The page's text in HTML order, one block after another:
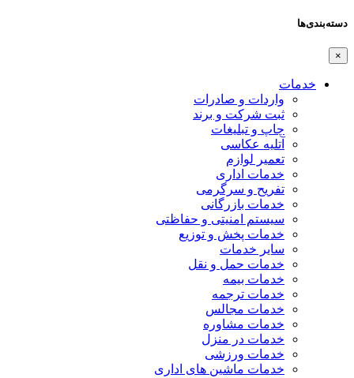
دسته‌بندی‌ها
×
خدمات
واردات و صادرات
ثبت شرکت و برند
چاپ و تبلیغات
آتلیه عکاسی
تعمیر لوازم
خدمات اداری
تفریح و سرگرمی
خدمات بازرگانی
سیستم امنیتی و حفاظتی
خدمات پخش و توزیع
سایر خدمات
خدمات حمل و نقل
خدمات بیمه
خدمات ترجمه
خدمات مجالس
خدمات مشاوره
خدمات در منزل
خدمات ورزشی
خدمات ماشین های اداری